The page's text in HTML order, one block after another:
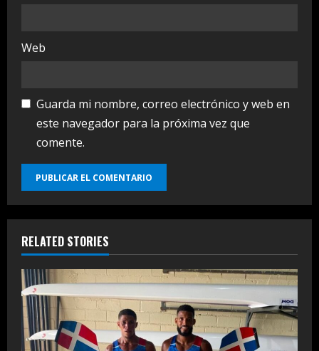
Web
Guarda mi nombre, correo electrónico y web en
este navegador para la próxima vez que
comente.
RELATED STORIES